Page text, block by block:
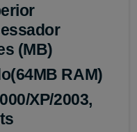
(MB)
RAM)
XP/2003,